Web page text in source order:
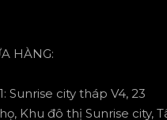
HÀNG:
Sunrise city tháp V4, 23
Khu đô thị Sunrise city,